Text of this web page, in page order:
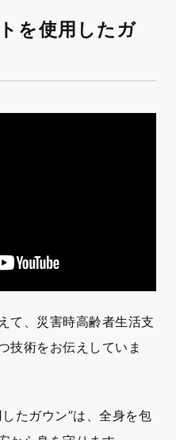
を使用したガ
て、災害時高齢者生活支
技術をお伝えしていま
たガウン”は、全身を包